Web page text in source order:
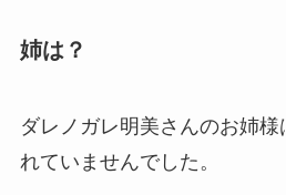
姉は？
ダレノガレ明美さんのお姉様
れていませんでした。